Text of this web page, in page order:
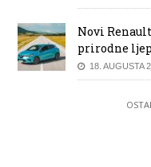
Novi
prirodne
18. AUGUSTA